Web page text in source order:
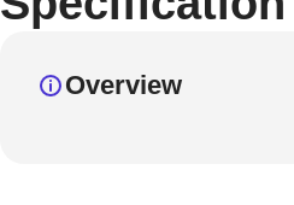
Overview